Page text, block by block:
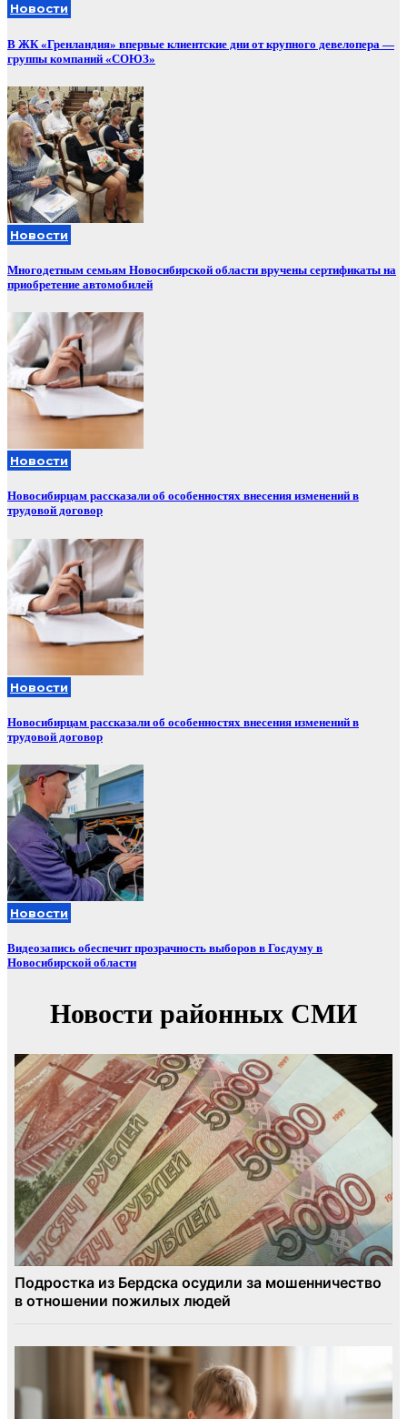
Новости
В ЖК «Гренландия» впервые клиентские дни от крупного девелопера —
группы компаний «СОЮЗ»
Новости
Многодетным семьям Новосибирской области вручены сертификаты на
приобретение автомобилей
Новости
Новосибирцам рассказали об особенностях внесения изменений в
трудовой договор
Новости
Новосибирцам рассказали об особенностях внесения изменений в
трудовой договор
Новости
Видеозапись обеспечит прозрачность выборов в Госдуму в
Новосибирской области